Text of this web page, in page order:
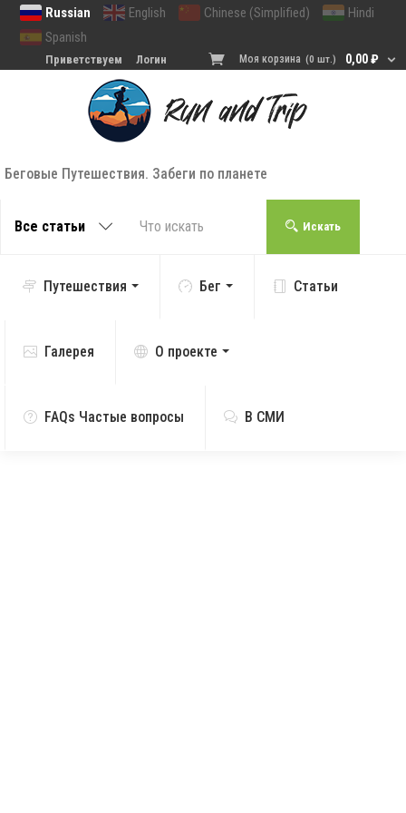
Russian English Chinese (Simplified)
Hindi
Spanish
Приветствуем Логин Моя корзина (0 шт.) 0,00₽
Беговые Путешествия. Забеги по планете
Все статьи Искать
Путешествия Бег Статьи
Галерея О проекте
FAQs Частые вопросы В СМИ